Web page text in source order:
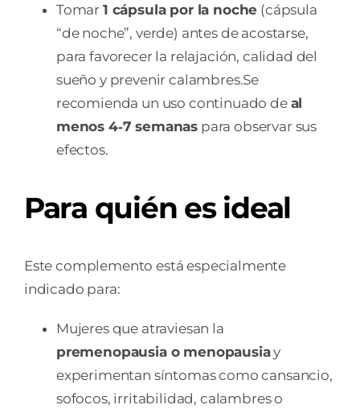
Tomar 1 cápsula por la noche (cápsula
“de noche”, verde) antes de acostarse,
para favorecer la relajación, calidad del
sueño y prevenir calambres.Se
recomienda un uso continuado de al
menos 4‑7 semanas para observar sus
efectos.
Para quién es ideal
Este complemento está especialmente
indicado para:
Mujeres que atraviesan la
premenopausia o menopausiay
experimentan síntomas como cansancio,
sofocos, irritabilidad, calambres o